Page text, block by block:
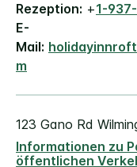
Rezeption: +1-
E-
Mail:
m
123 Gano Rd
Informationen zu
öffentlichen